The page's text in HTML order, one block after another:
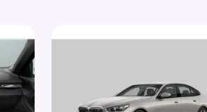
nappaleder